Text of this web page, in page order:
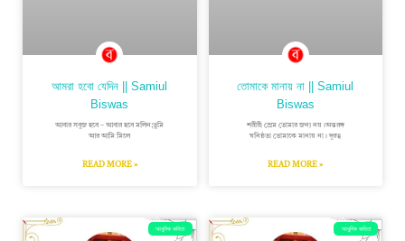
আমরা হবো যেদিন || Samiul
Biswas
আবার সবুজ হবে – আবার হবে মলিন;তুমি
আর আমি মিলে
READ MORE »
তোমাকে মানায় না || Samiul
Biswas
শরীরী প্রেম তোমার জন্য নয়।অন্তরঙ্গ
ঘনিষ্ঠতা তোমাকে মানায় না। দূরত্ব
READ MORE »
আধুনিক কবিতা আধুনিক কবিতা